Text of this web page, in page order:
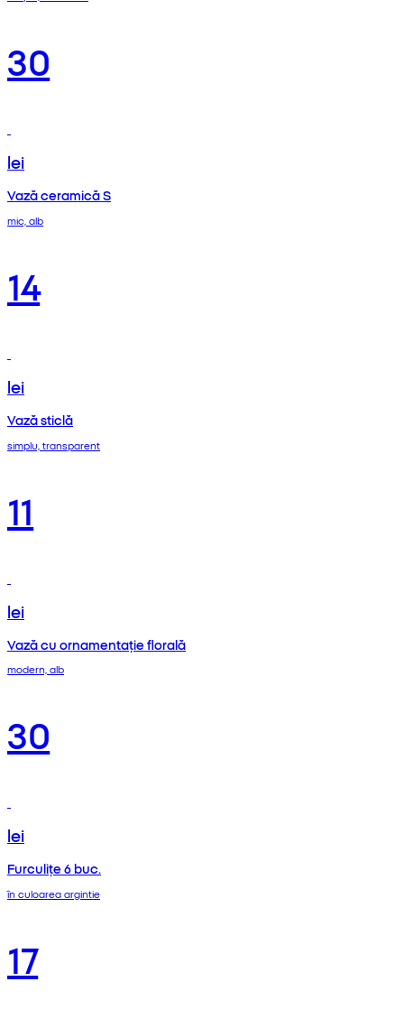
30
lei
Vază ceramică S
mic, alb
14
lei
Vază sticlă
simplu, transparent
11
lei
Vază cu ornamentație florală
modern, alb
30
lei
Furculițe 6 buc.
în culoarea argintie
17